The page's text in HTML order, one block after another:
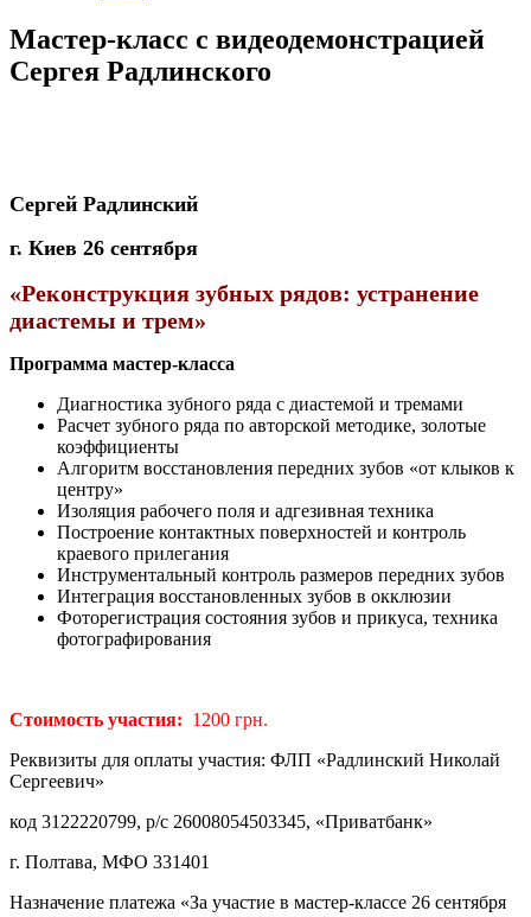
Мастер-класс с видеодемонстрацией
Сергея Радлинского
Сергей Радлинский
г. Киев 26 сентября
«Реконструкция зубных рядов: устранение
диастемы и трем»
Программа мастер-класса
Диагностика зубного ряда с диастемой и тремами
Расчет зубного ряда по авторской методике, золотые
коэффициенты
Алгоритм восстановления передних зубов «от клыков к
центру»
Изоляция рабочего поля и адгезивная техника
Построение контактных поверхностей и контроль
краевого прилегания
Инструментальный контроль размеров передних зубов
Интеграция восстановленных зубов в окклюзии
Фоторегистрация состояния зубов и прикуса, техника
фотографирования
Стоимость участия: 1200 грн.
Реквизиты для оплаты участия: ФЛП «Радлинский Николай
Сергеевич»
код 3122220799, р/с 26008054503345, «Приватбанк»
г. Полтава, МФО 331401
Назначение платежа «За участие в мастер-классе 26 сентября